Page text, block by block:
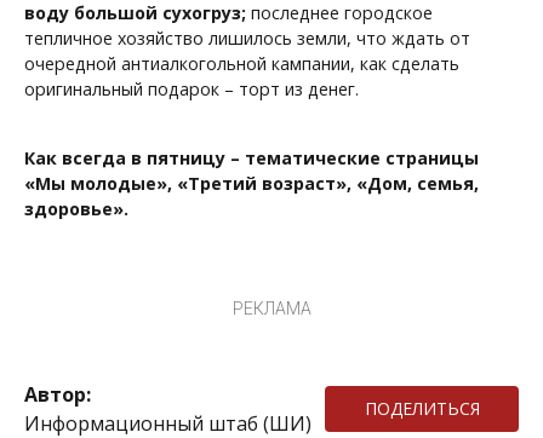
воду большой сухогруз; последнее городское
тепличное хозяйство лишилось земли, что ждать от
очередной антиалкогольной кампании, как сделать
оригинальный подарок – торт из денег.
Как всегда в пятницу – тематические страницы
«Мы молодые», «Третий возраст», «Дом, семья,
здоровье».
РЕКЛАМА
Автор:
Информационный штаб (ШИ)
ПОДЕЛИТЬСЯ